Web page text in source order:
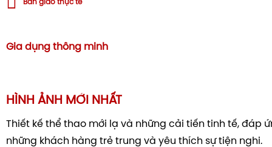
Bàn giao thực tế
Gia dụng thông minh
HÌNH ẢNH MỚI NHẤT
Thiết kế thể thao mới lạ và những cải tiến tinh tế, đáp
những khách hàng trẻ trung và yêu thích sự tiện nghi.